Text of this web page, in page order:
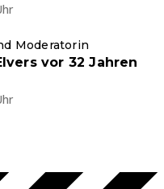
Moderatorin
vor 32 Jahren